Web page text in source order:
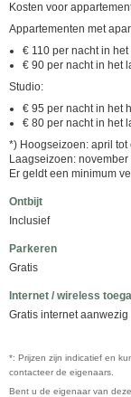
Kosten voor
Appartementen met
€ 110 per nacht in
€ 90 per nacht in het
Studio:
€ 95 per nacht in het
€ 80 per nacht in het
*) Hoogseizoen: april tot
Laagseizoen: november
Er geldt een minimum
Ontbijt
Inclusief
Parkeren
Gratis
Internet / wireless
Gratis internet aanwezig
*: Prijzen zijn indicatief en
contacteer de eigenaars.
Bent u de eigenaar van